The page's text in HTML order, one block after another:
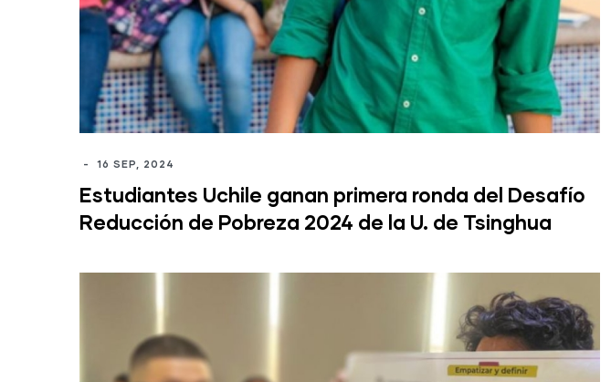
- 16 SEP, 2024
Estudiantes Uchile ganan primera ronda del Desafío
Reducción de Pobreza 2024 de la U. de Tsinghua